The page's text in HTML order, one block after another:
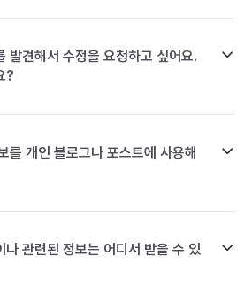
발견해서 수정을 요청하고 싶어요.
?
를 개인 블로그나 포스트에 사용해
나 관련된 정보는 어디서 받을 수 있